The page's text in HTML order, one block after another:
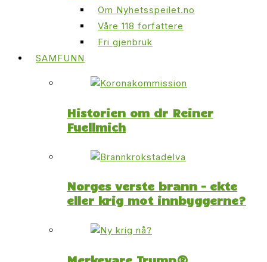
Om Nyhetsspeilet.no
Våre 118 forfattere
Fri gjenbruk
SAMFUNN
Historien om dr Reiner
Fuellmich
Norges verste brann – ekte
eller krig mot innbyggerne?